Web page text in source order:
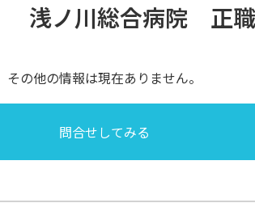
浅ノ川総合病院 正
その他の情報は現在ありません。